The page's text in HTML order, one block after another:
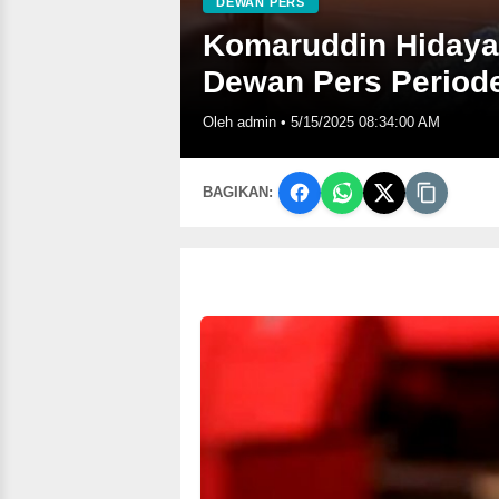
Komaruddin
Dewan Pers
Oleh admin • 5/15/2025 08:34:00 AM
BAGIKAN: